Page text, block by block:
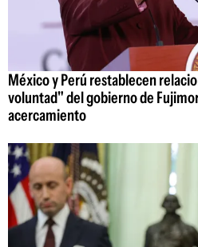
México y Perú restablecen
voluntad" del gobierno de
acercamiento